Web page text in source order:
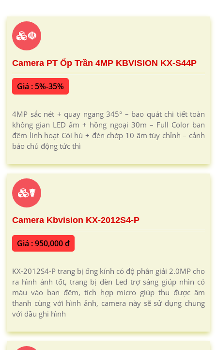
☫
Camera PT Ốp Trần 4MP KBVISION KX-S44P
Giá : 5%-35%
4MP sắc nét + quay ngang 345° – bao quát chi tiết toàn
không gian LED ấm + hồng ngoại 30m – Full Color ban
đêm linh hoạt Còi hú + đèn chớp 10 âm tùy chỉnh – cảnh
báo chủ động tức thì
☤
Camera Kbvision KX-2012S4-P
Giá : 950,000 ₫
KX-2012S4-P trang bị ống kính có độ phân giải 2.0MP cho
ra hình ảnh tốt, trang bị đèn Led trợ sáng giúp nhìn có
màu vào ban đêm, tích hợp micro giúp thu được âm
thanh cùng với hình ảnh, camera này sẽ sử dụng chung
với đầu ghi hình